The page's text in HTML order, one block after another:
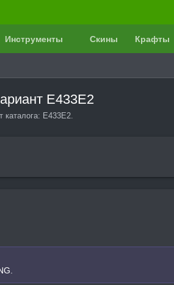
Инструменты Скины Крафты
E433E2
каталога: E433E2.